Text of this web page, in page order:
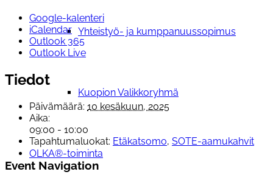
Yhteistyö- ja kumppanuussopimus
Kuopion Valikkoryhmä
OLKA®-toiminta
Google-kalenteri
iCalendar
Outlook 365
Outlook Live
Tiedot
Päivämäärä: 10 kesäkuun, 2025
Aika:
09:00 - 10:00
Tapahtumaluokat: Etäkatsomo, SOTE-aamukahvit
Event Navigation